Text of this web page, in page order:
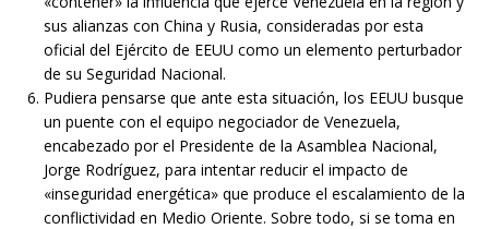
sus alianzas con China y Rusia, consideradas por esta
oficial del Ejército de EEUU como un elemento perturbador
de su Seguridad Nacional.
Pudiera pensarse que ante esta situación, los EEUU busque
un puente con el equipo negociador de Venezuela,
encabezado por el Presidente de la Asamblea Nacional,
Jorge Rodríguez, para intentar reducir el impacto de
«inseguridad energética» que produce el escalamiento de la
conflictividad en Medio Oriente. Sobre todo, si se toma en